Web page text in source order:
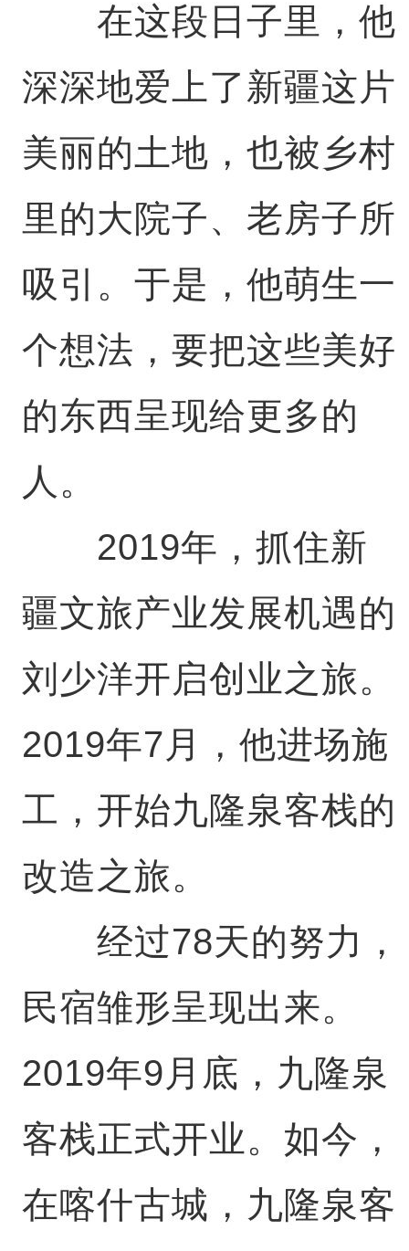
在这段日子里，他
深深地爱上了新疆这片
美丽的土地，也被乡村
里的大院子、老房子所
吸引。于是，他萌生一
个想法，要把这些美好
的东西呈现给更多的
人。
2019年，抓住新
疆文旅产业发展机遇的
刘少洋开启创业之旅。
2019年7月，他进场施
工，开始九隆泉客栈的
改造之旅。
经过78天的努力，
民宿雏形呈现出来。
2019年9月底，九隆泉
客栈正式开业。如今，
在喀什古城，九隆泉客